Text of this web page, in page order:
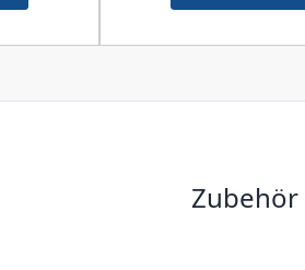
Zubehör